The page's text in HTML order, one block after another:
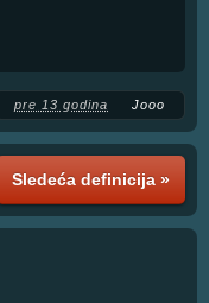
pre 13 godina Jooo
Sledeća definicija »